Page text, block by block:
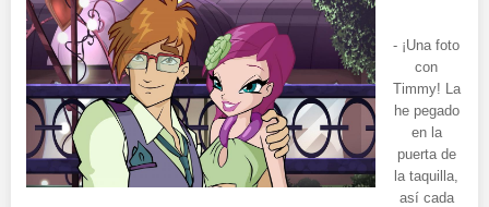
- ¡Una foto
con
Timmy! La
he pegado
en la
puerta de
la taquilla,
así cada